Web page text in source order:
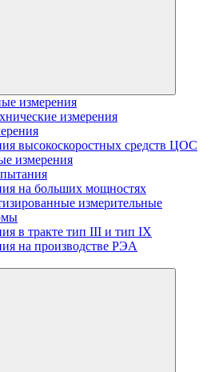
измерения
измерения
высокоскоростных средств ЦОС
измерения
на больших мощностях
измерительные
в тракте тип III и тип IX
на производстве РЭА